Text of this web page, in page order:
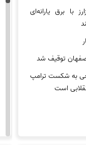
با برق یارانه‌ای
به شکست ترامپ
است